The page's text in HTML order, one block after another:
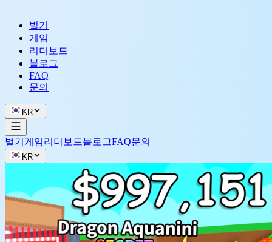
벌기
게임
리더보드
블로그
FAQ
문의
KR
벌기 게임리더보드블로그FAQ문의
KR